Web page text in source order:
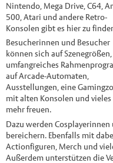
Nintendo, Mega Drive, C64,
500, Atari und andere Retro-
Konsolen gibt es hier zu
Besucherinnen und Besucher
können sich auf
umfangreiches
auf Arcade-Automaten,
Ausstellungen, eine
mit alten Konsolen und vieles
mehr freuen.
Dazu werden
bereichern. Ebenfalls mit
Actionfiguren, Merch und
Außerdem unterstützen die